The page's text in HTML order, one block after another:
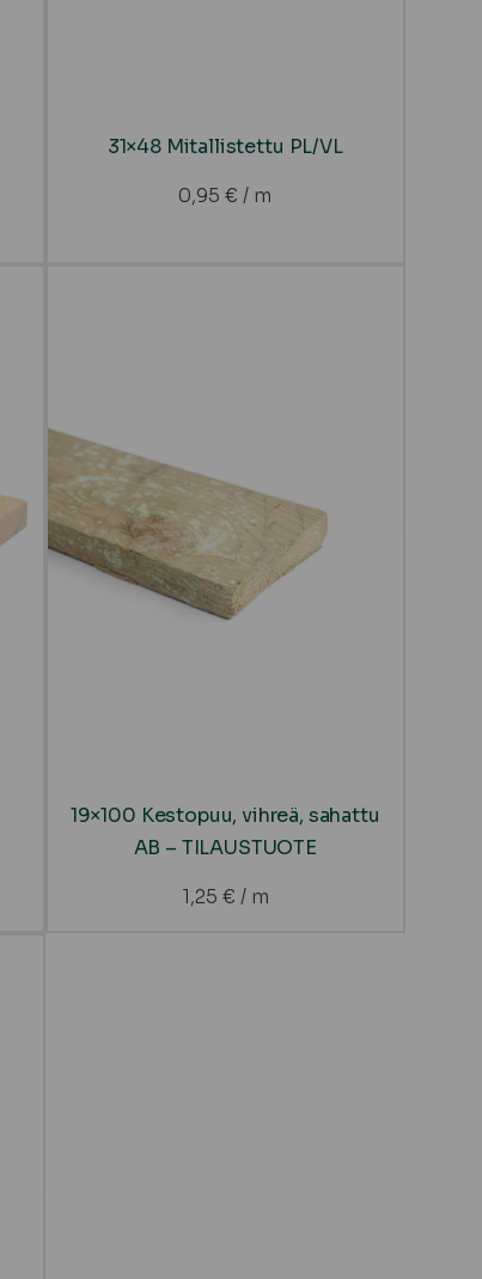
31×48 Mitallistettu PL/VL
0,95€ / m
19×100 Kestopuu, vihreä, sahattu
AB – TILAUSTUOTE
1,25 € / m